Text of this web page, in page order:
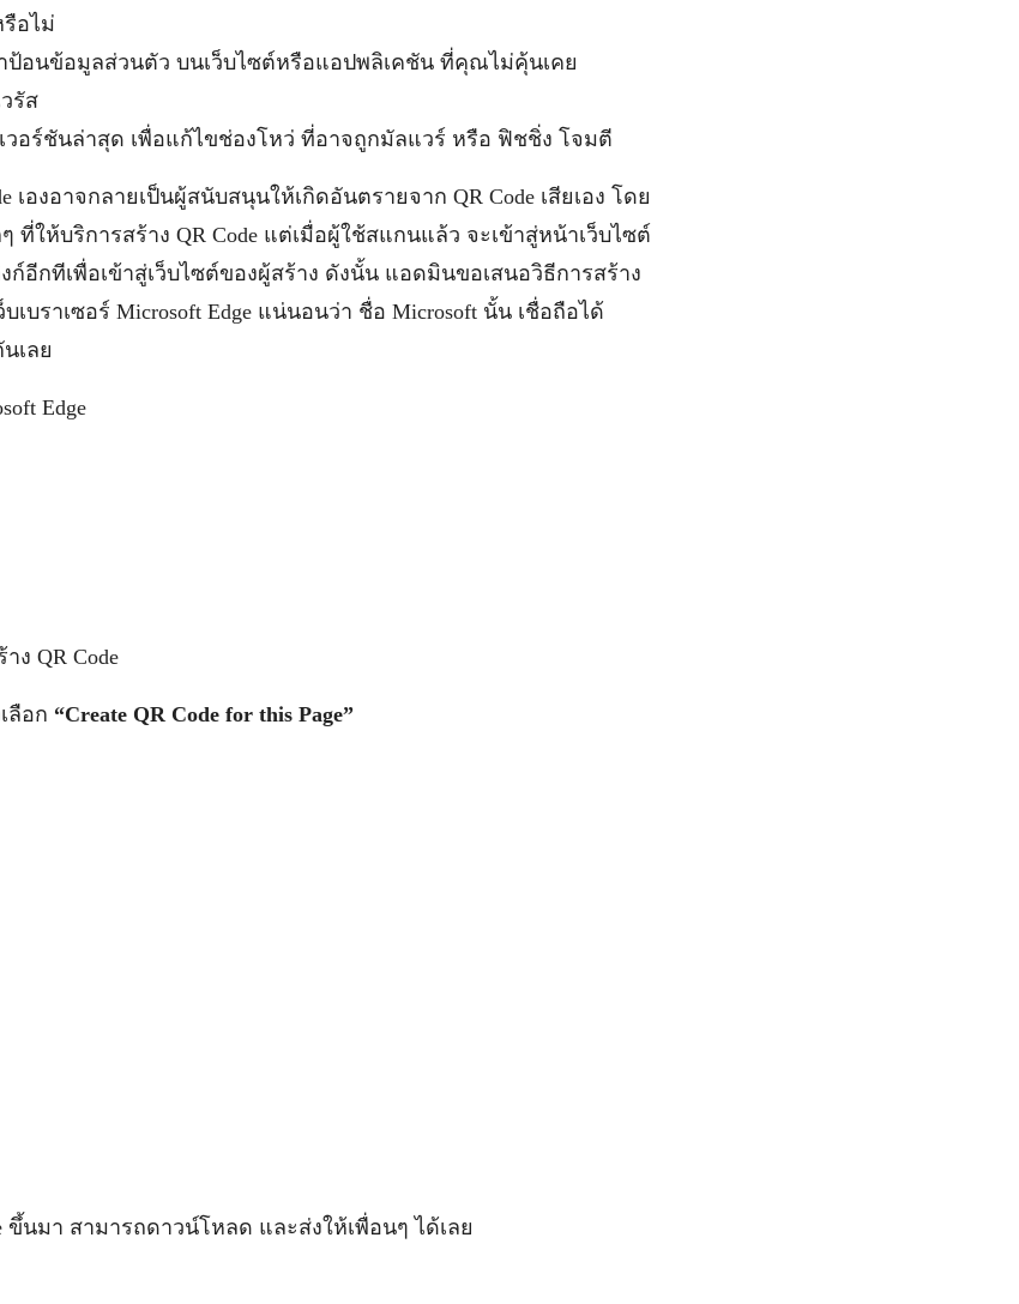
อไม่
ป้อนข้อมูลส่วนตัว บนเว็บไซต์หรือแอปพลิเคชัน ที่คุณไม่คุ้นเคย
รัส
วอร์ชันล่าสุด เพื่อแก้ไขช่องโหว่ ที่อาจถูกมัลแวร์ หรือ ฟิชชิ่ง โจมตี
เองอาจกลายเป็นผู้สนับสนุนให้เกิดอันตรายจาก QR Code เสียเอง โดย
ที่ให้บริการสร้าง QR Code แต่เมื่อผู้ใช้สแกนแล้ว จะเข้าสู่หน้าเว็บไซต์
อีกทีเพื่อเข้าสู่เว็บไซต์ของผู้สร้าง ดังนั้น แอดมินขอเสนอวิธีการสร้าง
เบราเซอร์ Microsoft Edge แน่นอนว่า ชื่อ Microsoft นั้น เชื่อถือได้
เลย
Edge
ง QR Code
ลือก “Create QR Code for this Page”
ขึ้นมา สามารถดาวน์โหลด และส่งให้เพื่อนๆ ได้เลย